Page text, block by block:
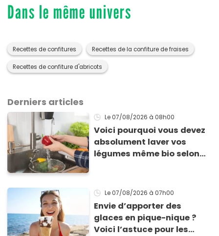
Dans le même univers
Recettes de confitures Recettes de la confiture de fraises
Recettes de confiture d'abricots
Derniers articles
Le 07/08/2026 à 08h00
Voici pourquoi vous devez
absolument laver vos
légumes même bio selon
Le 07/08/2026 à 07h00
Envie d’apporter des
glaces en pique-nique ?
Voici l’astuce pour les